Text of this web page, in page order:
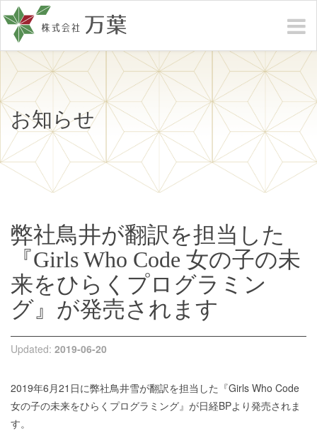
お知らせ
弊社鳥井が翻訳を担当した
『Girls Who Code 女の子の未
来をひらくプログラミン
グ』が発売されます
Updated: 2019-06-20
2019年6月21日に弊社鳥井雪が翻訳を担当した『Girls Who Code
女の子の未来をひらくプログラミング』が日経BPより発売されま
す。